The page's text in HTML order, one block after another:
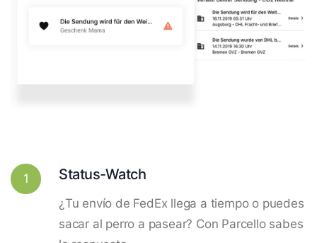
1 Status-Watch
¿Tu envío de FedEx llega a tiempo o puedes
sacar al perro a pasear? Con Parcello sabes